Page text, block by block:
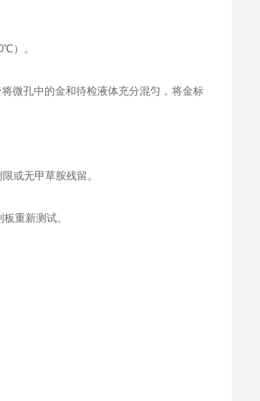
）。
微孔中的金和待检液体充分混匀，将金标
或无甲草胺残留。
重新测试。